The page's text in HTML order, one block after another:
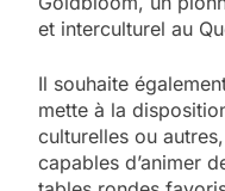
et interculturel au
Il souhaite
mette à la
culturelles ou
capables d’animer